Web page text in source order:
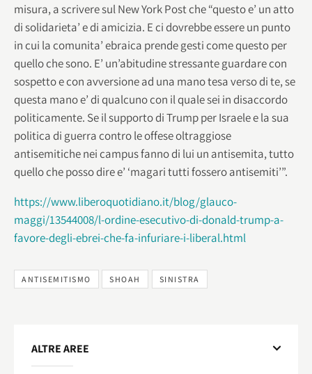
misura, a scrivere sul New York Post che “questo e’ un atto
di solidarieta’ e di amicizia. E ci dovrebbe essere un punto
in cui la comunita’ ebraica prende gesti come questo per
quello che sono. E’ un’abitudine stressante guardare con
sospetto e con avversione ad una mano tesa verso di te, se
questa mano e’ di qualcuno con il quale sei in disaccordo
politicamente. Se il supporto di Trump per Israele e la sua
politica di guerra contro le offese oltraggiose
antisemitiche nei campus fanno di lui un antisemita, tutto
quello che posso dire e’ ‘magari tutti fossero antisemiti’”.
https://www.liberoquotidiano.it/blog/glauco-
maggi/13544008/l-ordine-esecutivo-di-donald-trump-a-
favore-degli-ebrei-che-fa-infuriare-i-liberal.html
ANTISEMITISMO SHOAH SINISTRA
ALTRE AREE